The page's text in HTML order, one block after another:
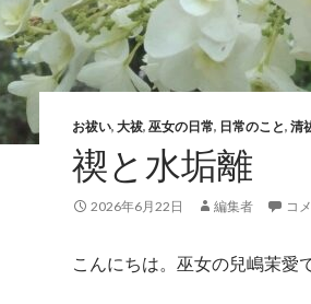
お祓い, 大祓, 巫女の日常, 日常のこと, 清
禊と水垢離
2026年6月22日 編集者 コ
こんにちは。巫女の兒嶋茉愛